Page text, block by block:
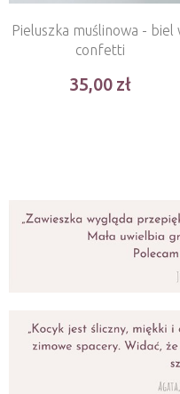
Pieluszka muślinowa - biel w
confetti
35,00